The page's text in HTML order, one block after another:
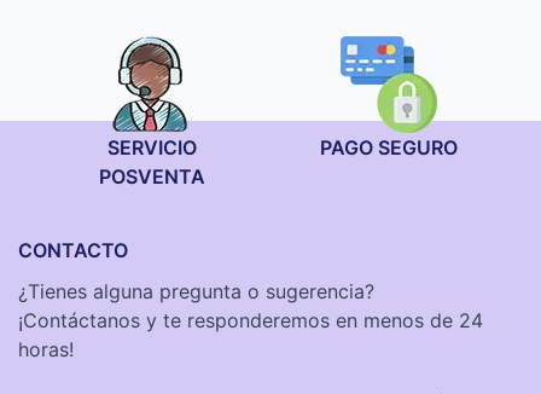
SERVICIO
POSVENTA
PAGO SEGURO
CONTACTO
¿Tienes alguna pregunta o sugerencia?
¡Contáctanos y te responderemos en menos de 24
horas!